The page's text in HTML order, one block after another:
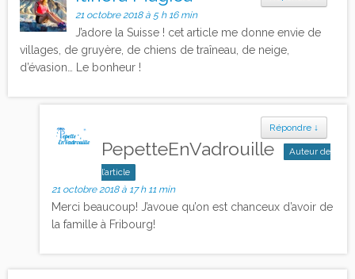
21 octobre 2018 à 5 h 16 min
J’adore la Suisse ! cet article me donne envie de
villages, de gruyère, de chiens de traîneau, de neige,
d’évasion… Le bonheur !
Répondre ↓
PepetteEnVadrouille
Auteur de
l’article
21 octobre 2018 à 17 h 11 min
Merci beaucoup! J’avoue qu’on est chanceux d’avoir de
la famille à Fribourg!